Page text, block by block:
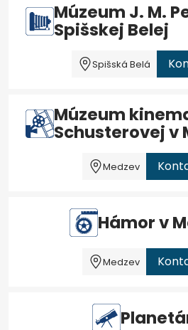
Múzeum J. M.
Spišskej Belej
Spišská Belá
Múzeum
Schusterovej v
Medzev
Hámor v
Medzev